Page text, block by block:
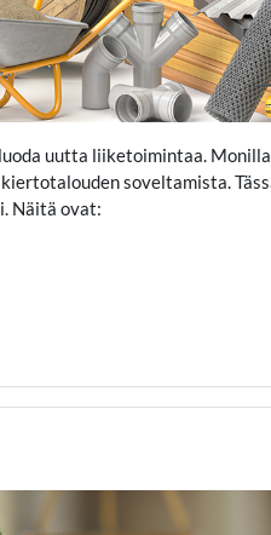
uutta liiketoimintaa.
soveltamista.
Näitä ovat: